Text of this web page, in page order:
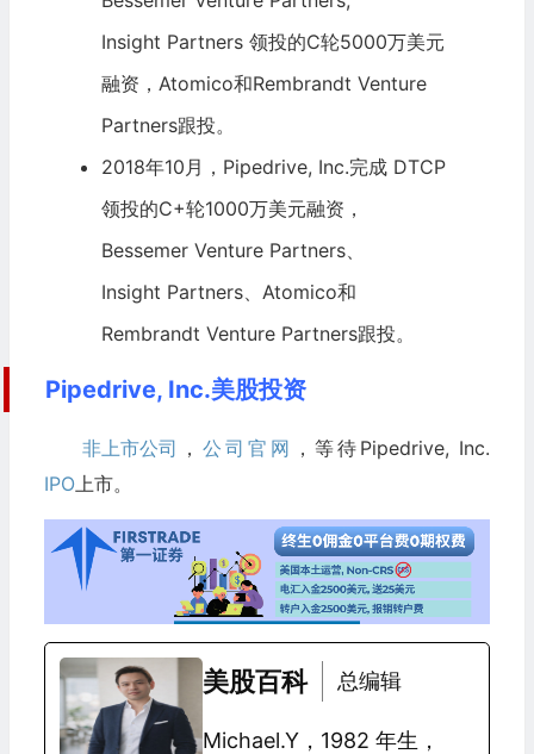
Insight Partners领投的C轮5000万美元
融资，Atomico和Rembrandt Venture
Partners跟投。
2018年10月，Pipedrive, Inc.完成 DTCP
领投的C+轮1000万美元融资，
Bessemer Venture Partners、
Insight Partners、Atomico和
Rembrandt Venture Partners跟投。
Pipedrive, Inc.美股投资
非上市公司 ，公司官网 ，等待Pipedrive, Inc.
IPO上市。
美股百科 总编辑
Michael.Y，1982 年生，